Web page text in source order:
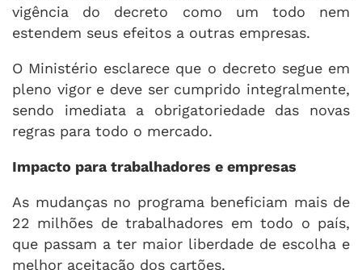
vigência do decreto como um todo nem
estendem seus efeitos a outras empresas.
O Ministério esclarece que o decreto segue em
pleno vigor e deve ser cumprido integralmente,
sendo imediata a obrigatoriedade das novas
regras para todo o mercado.
Impacto para trabalhadores e empresas
As mudanças no programa beneficiam mais de
22 milhões de trabalhadores em todo o país,
que passam a ter maior liberdade de escolha e
melhor aceitação dos cartões.